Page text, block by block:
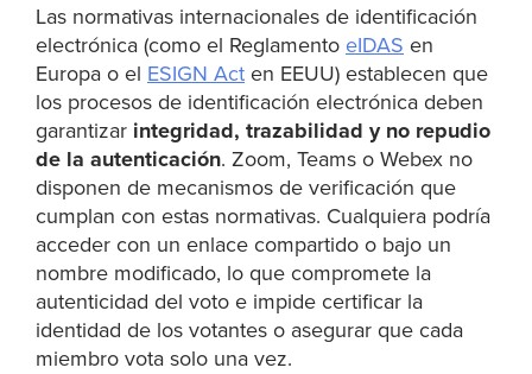
Las normativas internacionales de identificación
electrónica (como el Reglamento eIDAS en
Europa o el ESIGN Act en EEUU) establecen que
los procesos de identificación electrónica deben
garantizar integridad, trazabilidad y no repudio
de la autenticación. Zoom, Teams o Webex no
disponen de mecanismos de verificación que
cumplan con estas normativas. Cualquiera podría
acceder con un enlace compartido o bajo un
nombre modificado, lo que compromete la
autenticidad del voto e impide certificar la
identidad de los votantes o asegurar que cada
miembro vota solo una vez.